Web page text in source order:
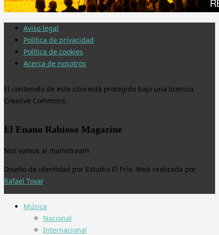
Aviso legal
Política de privacidad
Política de cookies
Acerca de nosotros
El contenido de este sitio está protegido bajo una licencia
Creative Commons.
El Enano Rabioso Magazine
Nos vamos al mainstream
Diseño de identidad por Estudio El Frío. Web realizada por
Rafael Tovar.
Música
Nacional
Internacional